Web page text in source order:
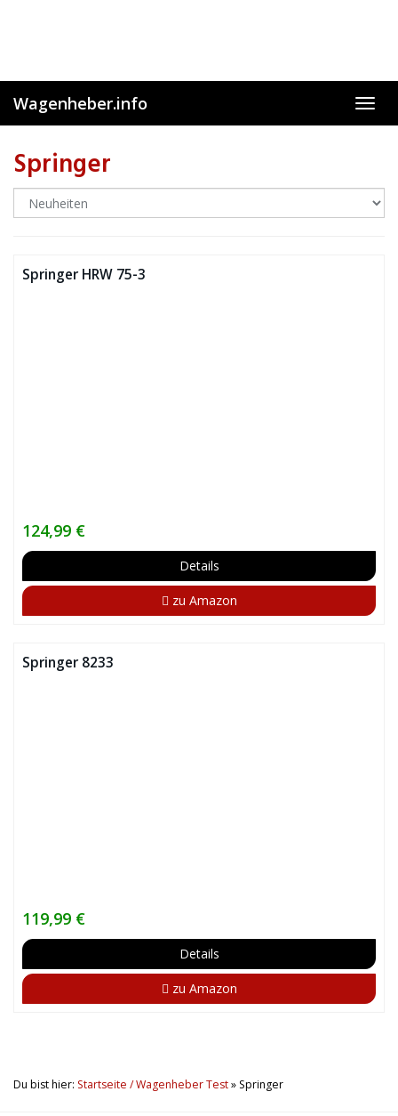
Wagenheber.info
Springer
Springer HRW 75-3
124,99 €
Details
zu Amazon
Springer 8233
119,99 €
Details
zu Amazon
Du bist hier: Startseite / Wagenheber Test» Springer